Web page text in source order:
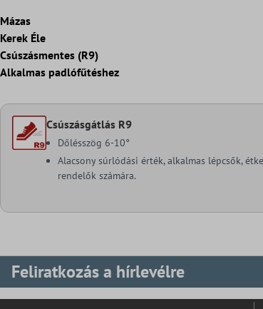
Mázas
Kerek Éle
Csúszásmentes (R9)
Alkalmas padlófűtéshez
Csúszásgátlás R9
Dőlésszög 6-10°
Alacsony súrlódási érték, alkalmas lépcsők,
rendelők számára.
Feliratkozás a hírlevélre